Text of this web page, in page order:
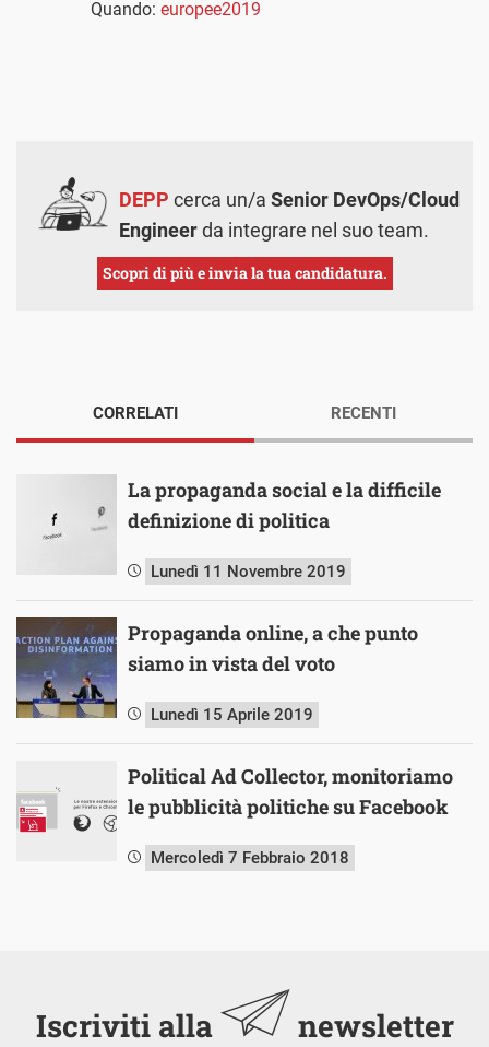
Quando: europee2019
DEPP cerca un/a Senior DevOps/Cloud
Engineerda integrare nel suo team.
Scopri di più e invia la tua candidatura.
CORRELATI
La propaganda social e la difficile
definizione di politica
Lunedì 11 Novembre 2019
Propaganda online, a che punto
siamo in vista del voto
Lunedì 15 Aprile 2019
Political Ad Collector, monitoriamo
le pubblicità politiche su Facebook
Mercoledì 7 Febbraio 2018
RECENTI
Iscriviti alla newsletter